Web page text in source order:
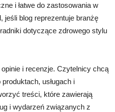
i łatwe do zastosowania w
jeśli blog reprezentuje branżę
dotyczące zdrowego stylu
i recenzje. Czytelnicy chcą
usługach i
treści, które zawierają
i wydarzeń związanych z